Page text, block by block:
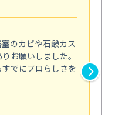
のカビや石鹸カス
お願いしました。
でにプロらしさを